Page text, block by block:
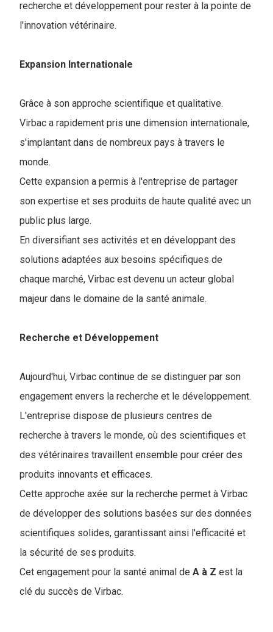
recherche et développement pour rester à la pointe de
l'innovation vétérinaire.
Expansion Internationale
Grâce à son approche scientifique et qualitative.
Virbac a rapidement pris une dimension internationale,
s'implantant dans de nombreux pays à travers le
monde.
Cette expansion a permis à l'entreprise de partager
son expertise et ses produits de haute qualité avec un
public plus large.
En diversifiant ses activités et en développant des
solutions adaptées aux besoins spécifiques de
chaque marché, Virbac est devenu un acteur global
majeur dans le domaine de la santé animale.
Recherche et Développement
Aujourd'hui, Virbac continue de se distinguer par son
engagement envers la recherche et le développement.
L'entreprise dispose de plusieurs centres de
recherche à travers le monde, où des scientifiques et
des vétérinaires travaillent ensemble pour créer des
produits innovants et efficaces.
Cette approche axée sur la recherche permet à Virbac
de développer des solutions basées sur des données
scientifiques solides, garantissant ainsi l'efficacité et
la sécurité de ses produits.
Cet engagement pour la santé animal de A à Z est la
clé du succès de Virbac.